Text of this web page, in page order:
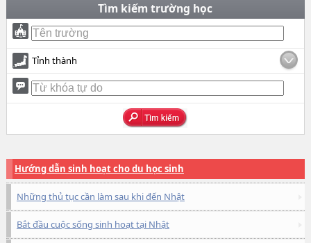
Tìm kiếm trường học
Tỉnh thành
Hướng dẫn sinh hoạt cho du học sinh
Những thủ tục cần làm sau khi đến Nhật
Bắt đầu cuộc sống sinh hoạt tại Nhật